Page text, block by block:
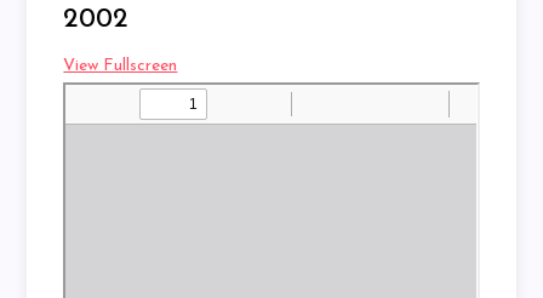
2002
View Fullscreen